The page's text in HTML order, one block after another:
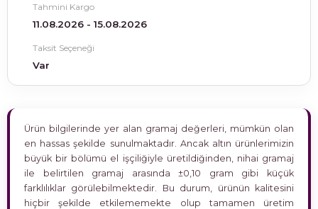
Tahmini Kargo
11.08.2026 - 15.08.2026
Taksit Seçeneği
Var
Ürün bilgilerinde yer alan gramaj değerleri, mümkün olan
en hassas şekilde sunulmaktadır. Ancak altın ürünlerimizin
büyük bir bölümü el işçiliğiyle üretildiğinden, nihai gramaj
ile belirtilen gramaj arasında ±0,10 gram gibi küçük
farklılıklar görülebilmektedir. Bu durum, ürünün kalitesini
hiçbir şekilde etkilememekte olup tamamen üretim